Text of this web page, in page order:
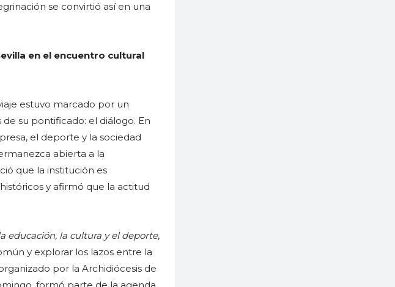
se convirtió así en una
en el encuentro cultural
estuvo marcado por un
su pontificado: el diálogo. En
el deporte y la sociedad
abierta a la
que la institución es
y afirmó que la actitud
educación, la cultura y el deporte,
y explorar los lazos entre la
por la Archidiócesis de